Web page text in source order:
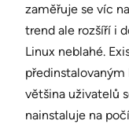
zaměřuje se víc
trend ale rozšíří i
Linux neblahé.
většina uživatelů
nainstaluje na